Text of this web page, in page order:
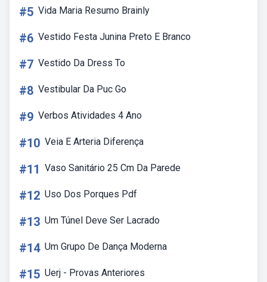
#5 Vida Maria Resumo Brainly
#6 Vestido Festa Junina Preto E Branco
#7 Vestido Da Dress To
#8 Vestibular Da Puc Go
#9 Verbos Atividades 4 Ano
#10 Veia E Arteria Diferença
#11 Vaso Sanitário 25 Cm Da Parede
#12 Uso Dos Porques Pdf
#13 Um Túnel Deve Ser Lacrado
#14 Um Grupo De Dança Moderna
#15 Uerj - Provas Anteriores